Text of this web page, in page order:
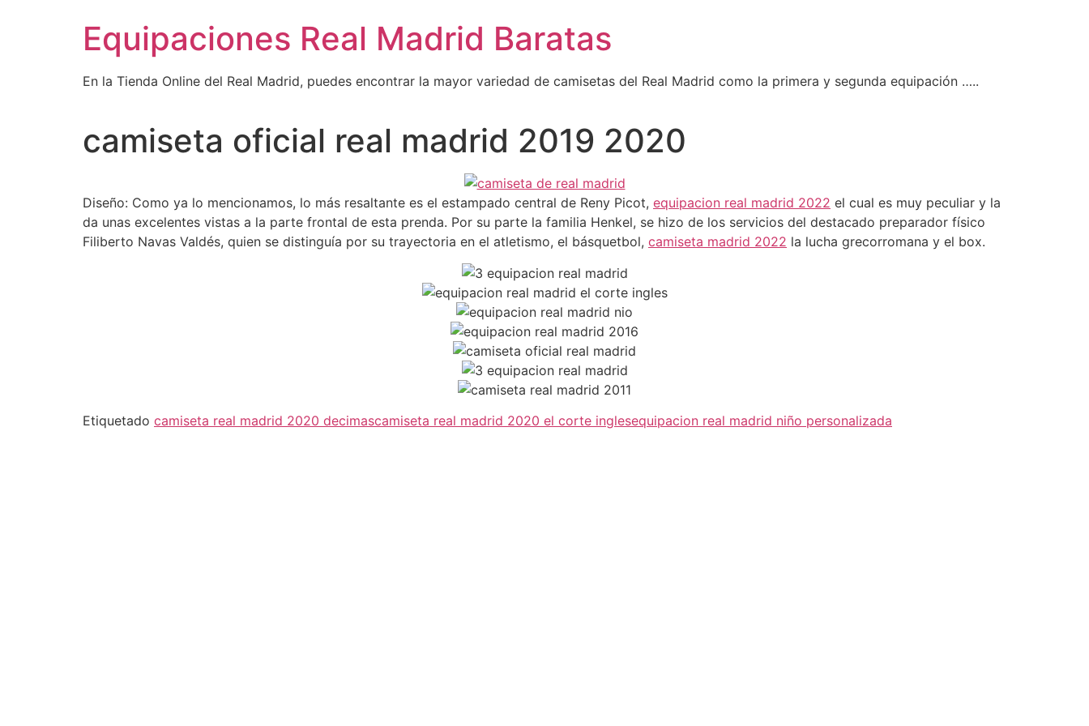
Equipaciones Real Madrid Baratas
En la Tienda Online del Real Madrid, puedes encontrar la mayor variedad de camisetas del Real Madrid como la primera y segunda equipación …..
camiseta oficial real madrid 2019 2020
Diseño: Como ya lo mencionamos, lo más resaltante es el estampado central de Reny Picot, equipacion real madrid 2022 el cual es muy peculiar y la
da unas excelentes vistas a la parte frontal de esta prenda. Por su parte la familia Henkel, se hizo de los servicios del destacado preparador físico
Filiberto Navas Valdés, quien se distinguía por su trayectoria en el atletismo, el básquetbol, camiseta madrid 2022 la lucha grecorromana y el box.
Etiquetado camiseta real madrid 2020 decimascamiseta real madrid 2020 el corte inglesequipacion real madrid niño personalizada